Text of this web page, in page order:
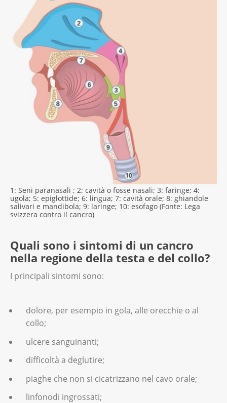
1: Seni paranasali ; 2: cavità o fosse nasali; 3: faringe; 4:
ugola; 5: epiglottide; 6: lingua; 7: cavità orale; 8: ghiandole
salivari e mandibola; 9: laringe; 10: esofago (Fonte: Lega
svizzera contro il cancro)
Quali sono i sintomi di un cancro
nella regione della testa e del collo?
I principali sintomi sono:
dolore, per esempio in gola, alle orecchie o al
collo;
ulcere sanguinanti;
difficoltà a deglutire;
piaghe che non si cicatrizzano nel cavo orale;
linfonodi ingrossati;